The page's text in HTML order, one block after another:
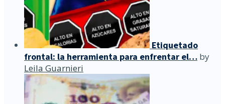
Etiquetado
frontal: la herramienta para enfrentar el… by
Leila Guarnieri